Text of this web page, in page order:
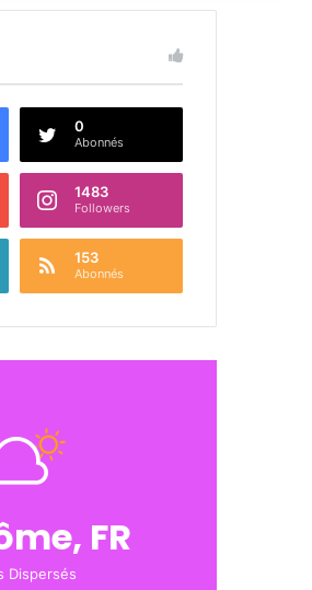
0
Abonnés
1483
Followers
153
Abonnés
FR
Dispersés